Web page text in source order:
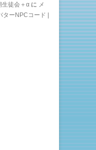
生徒会＋α に メ
ーNPCコード |